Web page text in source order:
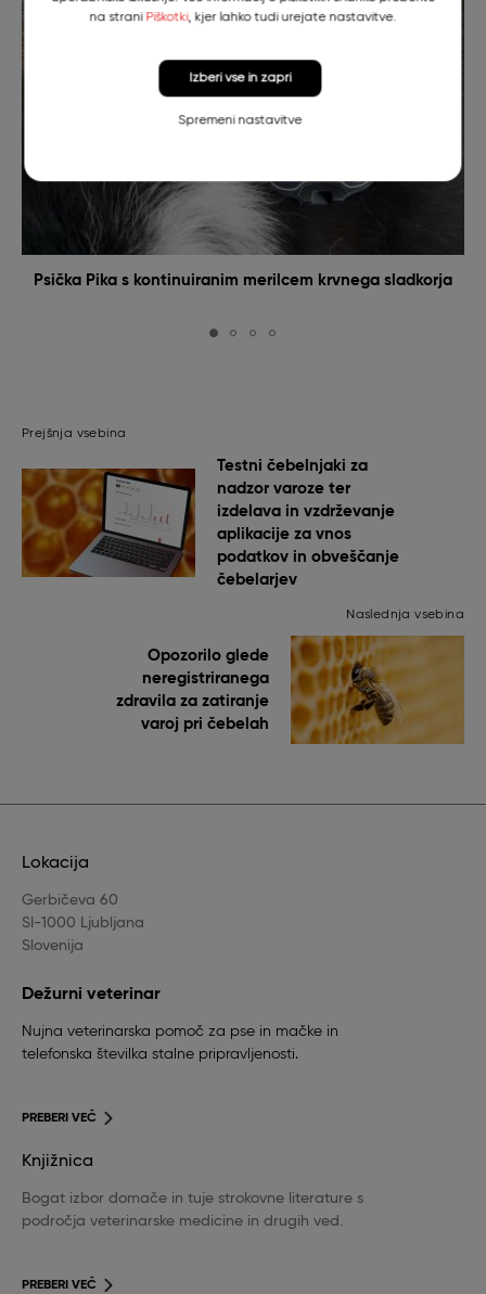
Psička Pika s kontinuiranim merilcem krvnega sladkorja
Prejšnja vsebina
Testni čebelnjaki za
nadzor varoze ter
izdelava in vzdrževanje
aplikacije za vnos
podatkov in obveščanje
čebelarjev
Naslednja vsebina
Opozorilo glede
neregistriranega
zdravila za zatiranje
varoj pri čebelah
Lokacija
Gerbičeva 60
SI-1000 Ljubljana
Slovenija
Dežurni veterinar
Nujna veterinarska pomoč za pse in mačke in
telefonska številka stalne pripravljenosti.
PREBERI VEČ
Knjižnica
Bogat izbor domače in tuje strokovne literature s
področja veterinarske medicine in drugih ved.
PREBERI VEČ
na strani Piškotki, kjer lahko tudi urejate nastavitve.
Spremeni nastavitve
Izberi vse in zapri